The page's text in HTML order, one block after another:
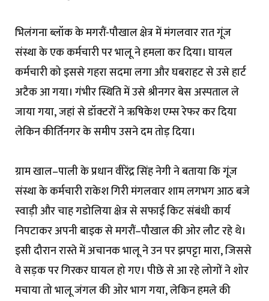
भिलंगना ब्लॉक के मगरौं-पौखाल क्षेत्र में मंगलवार रात गूंज
संस्था के एक कर्मचारी पर भालू ने हमला कर दिया। घायल
कर्मचारी को इससे गहरा सदमा लगा और घबराहट से उसे हार्ट
अटैक आ गया। गंभीर स्थिति में उसे श्रीनगर बेस अस्पताल ले
जाया गया, जहां से डॉक्टरों ने ऋषिकेश एम्स रेफर कर दिया
लेकिन कीर्तिनगर के समीप उसने दम तोड़ दिया।
ग्राम खाल–पाली के प्रधान वीरेंद्र सिंह नेगी ने बताया कि गूंज
संस्था के कर्मचारी राकेश गिरी मंगलवार शाम लगभग आठ बजे
स्वाड़ी और चाह गडोलिया क्षेत्र से सफाई किट संबंधी कार्य
निपटाकर अपनी बाइक से मगरौं–पौखाल की ओर लौट रहे थे।
इसी दौरान रास्ते में अचानक भालू ने उन पर झपट्टा मारा, जिससे
वे सड़क पर गिरकर घायल हो गए। पीछे से आ रहे लोगों ने शोर
मचाया तो भालू जंगल की ओर भाग गया, लेकिन हमले की